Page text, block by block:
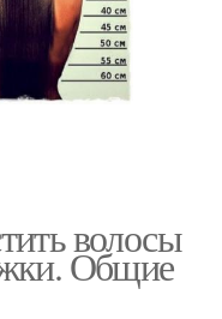
волосы
Общие